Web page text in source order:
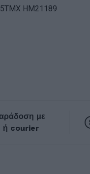
HM21189
με
ή courier